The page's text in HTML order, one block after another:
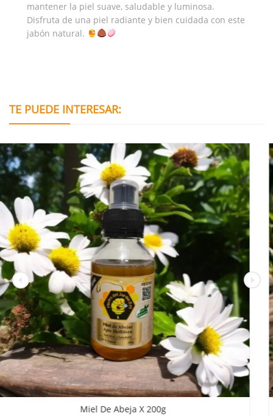
mantener la piel suave, saludable y luminosa.
Disfruta de una piel radiante y bien cuidada con este
jabón natural.
TE PUEDE INTERESAR:
Polen Granulado De Abeja X 1000 G